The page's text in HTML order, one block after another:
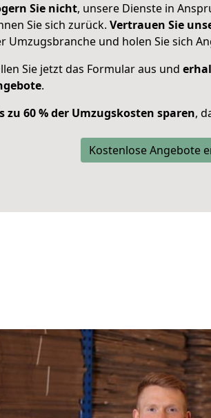
Sie nicht, unsere Dienste in
Sie sich zurück. Vertrauen Sie
Umzugsbranche und holen Sie sich
Sie jetzt das Formular aus und
.
zu 60 % der Umzugskosten sparen,
Kostenlose Angebote